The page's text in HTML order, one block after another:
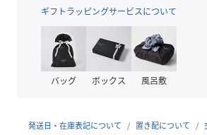
落ち着け、安眠に導きます。
ヘアケアにも使用するブレンドには頭皮
整や育毛促進、フケ予防などの効果のあ
使うとともに、呼吸器官のを整える精油
内容量 : 13g
ギフトラッピングサービスについて
バッグ ボックス 風呂敷
発送日・在庫表記について 置き配について